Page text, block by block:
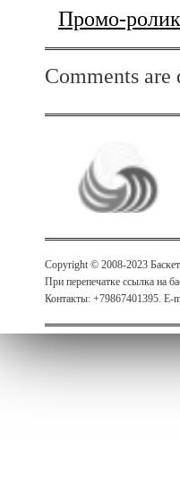
Промо-
Comments are
Copyright © 2008-2023
При перепечатке ссылка на
Контакты: +79867401395. E-